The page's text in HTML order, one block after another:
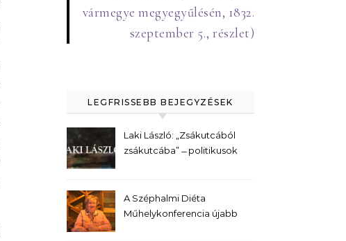
vármegye megyegyűlésén, 1832.
szeptember 5., részlet)
LEGFRISSEBB BEJEGYZÉSEK
Laki László: „Zsákutcából
zsákutcába” ̶ politikusok
A Széphalmi Diéta
Műhelykonferencia újabb